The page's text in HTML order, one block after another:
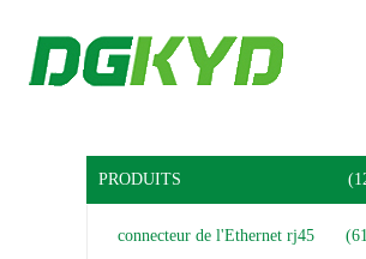
PRODUITS
connecteur de l'Ethernet rj45